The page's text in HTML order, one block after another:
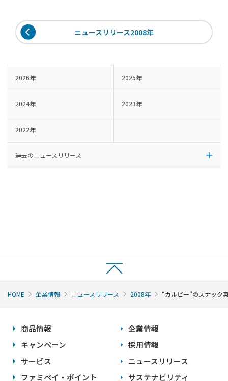
ニュースリリース2008年
2026年 2025年
2024年 2023年
2022年
過去のニュースリリース
HOME 企業情報 ニュースリリース 2008年 “カルビー”のスナック
商品情報
キャンペーン
サービス
ファミペイ・ポイント
企業情報
採用情報
ニュースリリース
サステナビリティ